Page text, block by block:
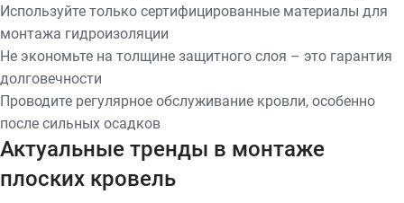
Используйте только сертифицированные материалы для
монтажа гидроизоляции
Не экономьте на толщине защитного слоя – это гарантия
долговечности
Проводите регулярное обслуживание кровли, особенно
после сильных осадков
Актуальные тренды в монтаже
плоских кровель